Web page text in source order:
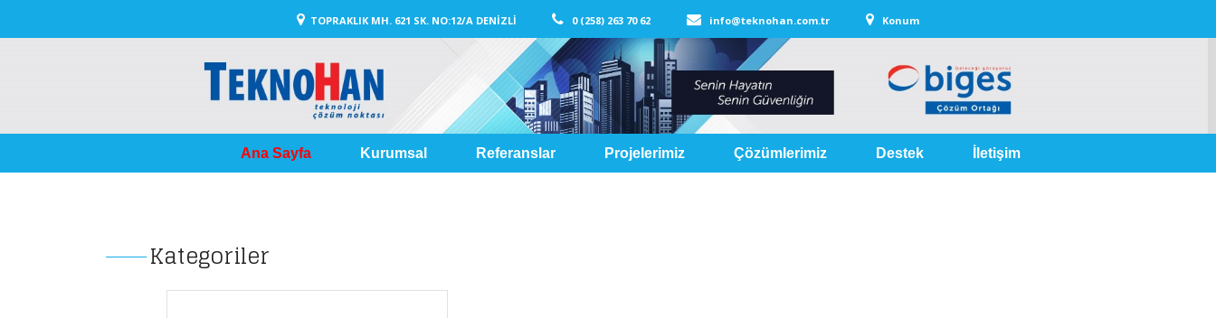
TOPRAKLIK MH. 621 SK. NO:12/A DENİZLİ 0 (258) 263 70 62 info@teknohan.com.tr Konum
Ana Sayfa Kurumsal Referanslar Projelerimiz Çözümlerimiz Destek İletişim
Kategoriler